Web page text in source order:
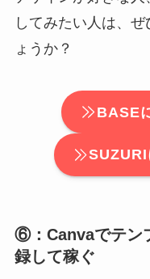
してみたい人は、
ょうか？
BASE
SUZURI
⑥：Canvaでテン
録して稼ぐ